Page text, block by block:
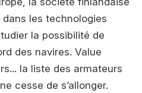
les technologies
la possibilité de
des navires. Value
la liste des armateurs
cesse de s’allonger.